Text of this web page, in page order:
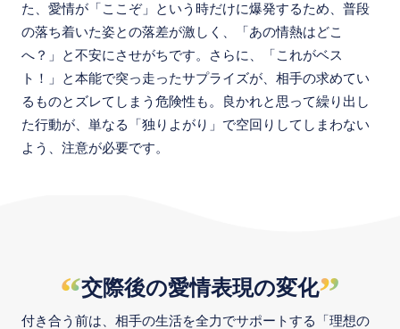
た、愛情が「ここぞ」という時だけに爆発するため、普段
の落ち着いた姿との落差が激しく、「あの情熱はどこ
へ？」と不安にさせがちです。さらに、「これがベス
ト！」と本能で突っ走ったサプライズが、相手の求めてい
るものとズレてしまう危険性も。良かれと思って繰り出し
た行動が、単なる「独りよがり」で空回りしてしまわない
よう、注意が必要です。
“交際後の愛情表現の変化”
付き合う前は、相手の生活を全力でサポートする「理想の